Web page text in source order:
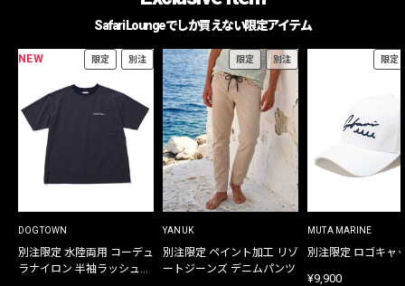
Safari Loungeでしか買えない限定アイテム
NEW 限定 別注
DOGTOWN
別注限定 水陸両用 コーデュ
ラナイロン 半袖ラッシュガ
限定 別注
YANUK
別注限定 ペイント加工 リゾ
ートジーンズ デニムパンツ
限定
MUTA MARINE
別注限定 ロゴキャ
¥9,900